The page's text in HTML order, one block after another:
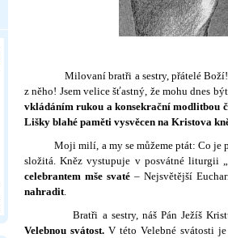
Milovaní bratři a sestry, přátelé
z něho! Jsem velice šťastný, že mohu dnes
vkládáním rukou a konsekrační modlitbou
Lišky blahé paměti vysvěcen na Kristova
Moji milí, a my se můžeme ptát: Co je
složitá. Kněz vystupuje v posvátné liturgii
celebrantem mše svaté – Nejsvětější
nahradit.
Bratři a sestry, náš Pán Ježíš Kristus
Velebnou svátost. V této Velebné svátosti